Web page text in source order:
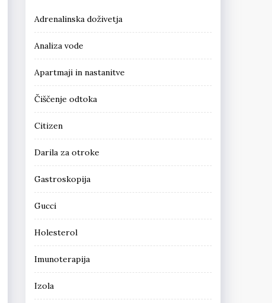
Adrenalinska doživetja
Analiza vode
Apartmaji in nastanitve
Čiščenje odtoka
Citizen
Darila za otroke
Gastroskopija
Gucci
Holesterol
Imunoterapija
Izola